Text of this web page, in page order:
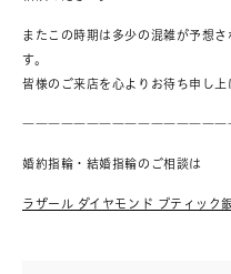
またこの時期は多少の混雑が予想
す。
皆様のご来店を心よりお待ち申し上
婚約指輪・結婚指輪のご相談は
ラザール ダイヤモンド ブティック